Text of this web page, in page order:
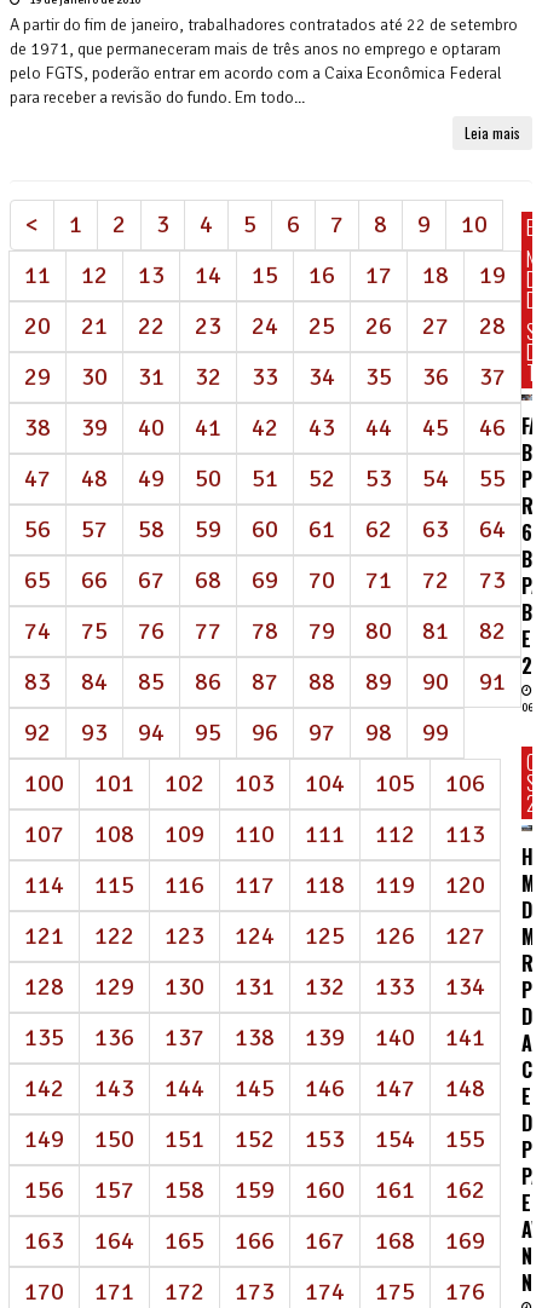
A partir do fim de janeiro, trabalhadores contratados até 22 de setembro
de 1971, que permaneceram mais de três anos no emprego e optaram
pelo FGTS, poderão entrar em acordo com a Caixa Econômica Federal
para receber a revisão do fundo. Em todo...
Leia mais
< 1 2 3 4 5 6 7 8 9
10
11
12 13 14 15 16 17 18
19
20
21 22 23 24 25 26 27
28
29
30 31 32 33 34 35 36
37
38
39 40 41 42 43 44 45
46
47
48 49 50 51 52 53 54
55
56
57 58 59 60 61 62 63
64
65
66 67 68 69 70 71 72
73
74
75 76 77 78 79 80 81
82
83
84 85 86 87 88 89 90
91
92
93 94 95 96 97 98
99
100
101 102 103 104 105
106
107
108 109 110 111 112
113
114
115 116 117 118 119
120
121
122 123 124 125 126
127
128
129 130 131 132 133
134
135
136 137 138 139 140
141
142
143 144 145 146 147
148
149
150 151 152 153 154
155
156
157 158 159 160 161
162
163
164 165 166 167 168
169
170
171 172 173 174 175
176
06/
DE
E